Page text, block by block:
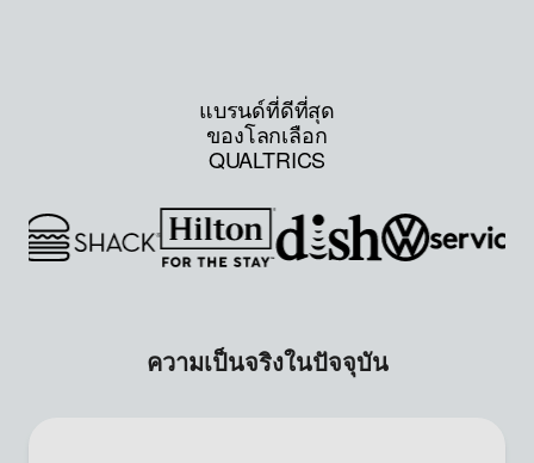
แบรนด์ที่ดีที่สุด
ของโลกเลือก
QUALTRICS
ความเป็นจริงในปัจจุบัน